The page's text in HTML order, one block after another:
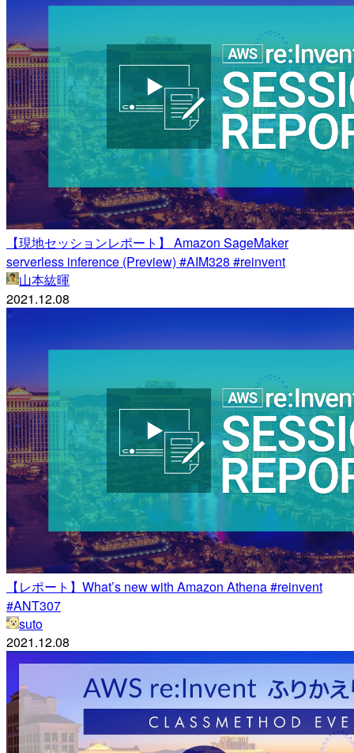
【現地セッションレポート】 Amazon SageMaker
serverless inference (Preview) #AIM328 #reinvent
山本紘暉
2021.12.08
【レポート】What’s new with Amazon Athena #reinvent
#ANT307
suto
2021.12.08